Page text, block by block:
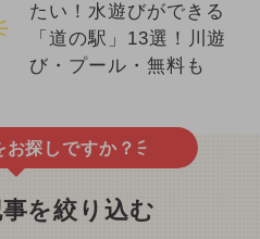
たい！水遊びができる
「道の駅」13選！川遊
び・プール・無料も
お探しですか？
を絞り込む